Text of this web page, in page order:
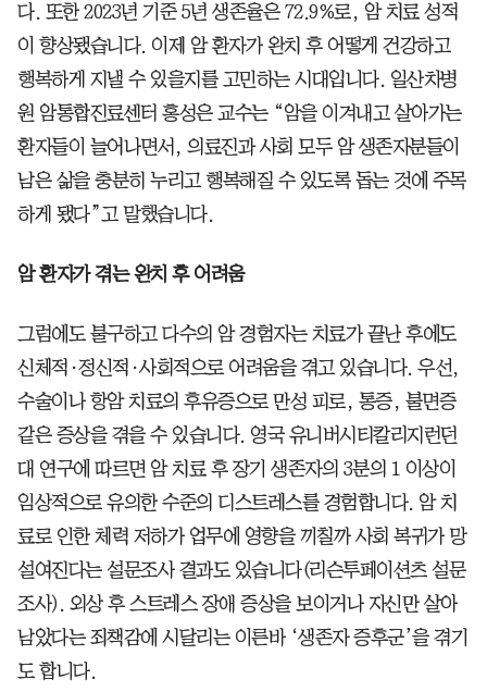
다. 또한 2023년 기준 5년 생존율은 72.9%로, 암 치료 성적
이 향상됐습니다. 이제 암 환자가 완치 후 어떻게 건강하고
행복하게 지낼 수 있을지를 고민하는 시대입니다. 일산차병
원 암통합진료센터 홍성은 교수는 “암을 이겨내고 살아가는
환자들이 늘어나면서, 의료진과 사회 모두 암 생존자분들이
남은 삶을 충분히 누리고 행복해질 수 있도록 돕는 것에 주목
하게 됐다”고 말했습니다.
암 환자가 겪는 완치 후 어려움
그럼에도 불구하고 다수의 암 경험자는 치료가 끝난 후에도
신체적·정신적·사회적으로 어려움을 겪고 있습니다. 우선,
수술이나 항암 치료의 후유증으로 만성 피로, 통증, 불면증
같은 증상을 겪을 수 있습니다. 영국 유니버시티칼리지런던
대 연구에 따르면 암 치료 후 장기 생존자의 3분의 1 이상이
임상적으로 유의한 수준의 디스트레스를 경험합니다. 암 치
료로 인한 체력 저하가 업무에 영향을 끼칠까 사회 복귀가 망
설여진다는 설문조사 결과도 있습니다(리슨투페이션츠 설문
조사). 외상 후 스트레스 장애 증상을 보이거나 자신만 살아
남았다는 죄책감에 시달리는 이른바 ‘생존자 증후군’을 겪기
도 합니다.